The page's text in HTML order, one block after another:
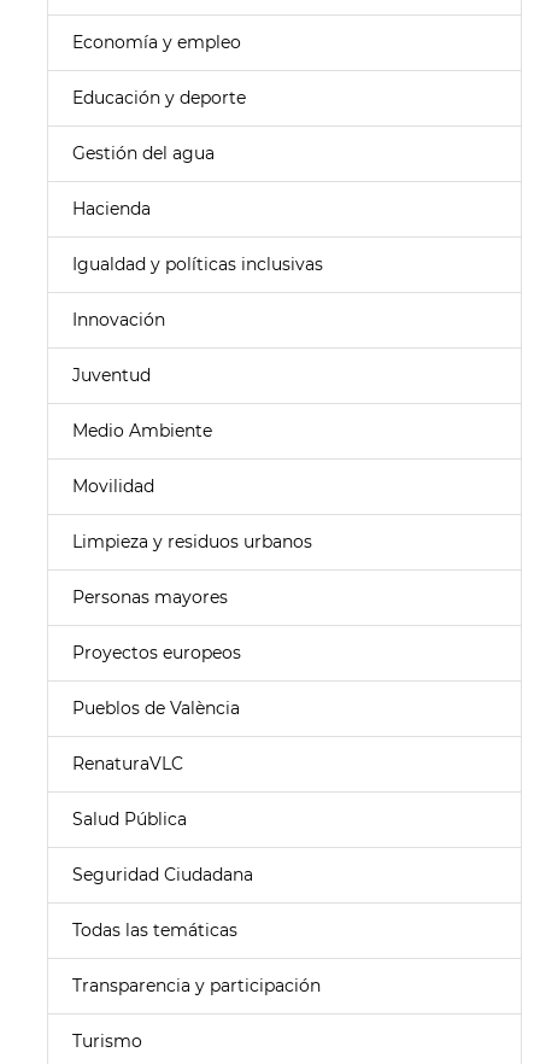
Economía y empleo
Educación y deporte
Gestión del agua
Hacienda
Igualdad y políticas inclusivas
Innovación
Juventud
Medio Ambiente
Movilidad
Limpieza y residuos urbanos
Personas mayores
Proyectos europeos
Pueblos de València
RenaturaVLC
Salud Pública
Seguridad Ciudadana
Todas las temáticas
Transparencia y participación
Turismo